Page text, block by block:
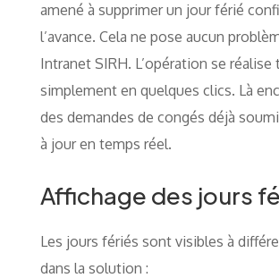
amené à supprimer un jour férié
l’avance. Cela ne pose aucun
Intranet SIRH. L’opération se réalise
simplement en quelques clics. Là
des demandes de congés déjà
à jour en temps réel.
Affichage des jours
Les jours fériés sont visibles à
dans la solution :